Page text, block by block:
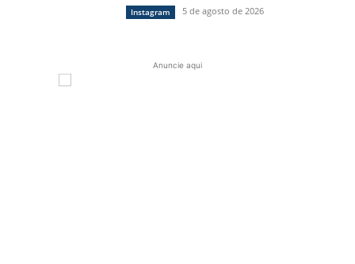
Instagram 5 de agosto de 2026
Anuncie aqui